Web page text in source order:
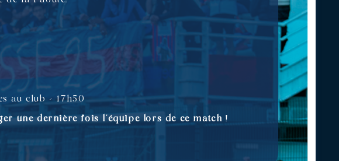
au club – 17h50
une dernière fois l’équipe lors de ce match!